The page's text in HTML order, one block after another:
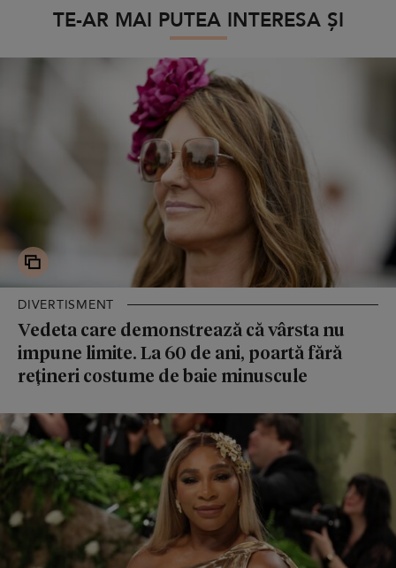
TE-AR MAI PUTEA INTERESA ȘI
DIVERTISMENT
Vedeta care demonstrează că vârsta nu
impune limite. La 60 de ani, poartă fără
rețineri costume de baie minuscule